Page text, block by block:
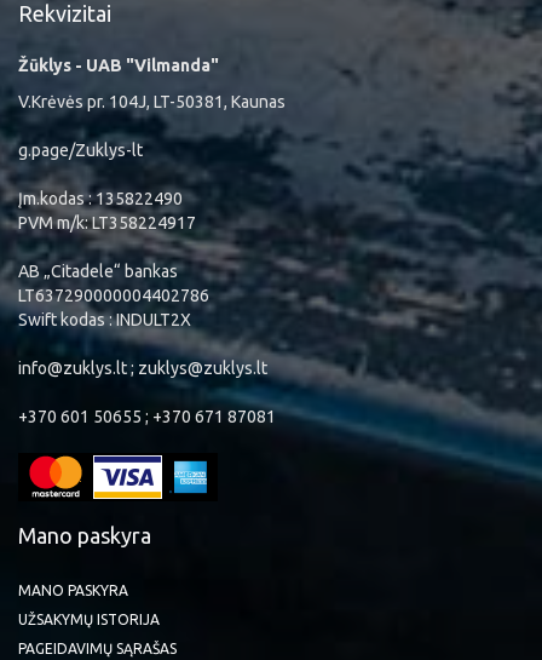
Rekvizitai
Žūklys - UAB "Vilmanda"
V.Krėvės pr. 104J, LT-50381, Kaunas
g.page/Zuklys-lt
Įm.kodas : 135822490
PVM m/k: LT358224917
AB „Citadele“ bankas
LT637290000004402786
Swift kodas : INDULT2X
info@zuklys.lt ; zuklys@zuklys.lt
+370 601 50655 ; +370 671 87081
Mano paskyra
MANO PASKYRA
UŽSAKYMŲ ISTORIJA
PAGEIDAVIMŲ SĄRAŠAS